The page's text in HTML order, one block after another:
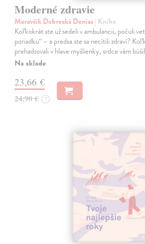
Moderné zdravie
Moravčík Debrecká Denisa| Kniha
Koľkokrát ste už sedeli v ambulancii, počuli
poriadku“ – a predsa ste sa necítili zdraví?
prehadzovali v hlave myšlienky, srdce vám
Na sklade
23,66 €
24,90 € ?